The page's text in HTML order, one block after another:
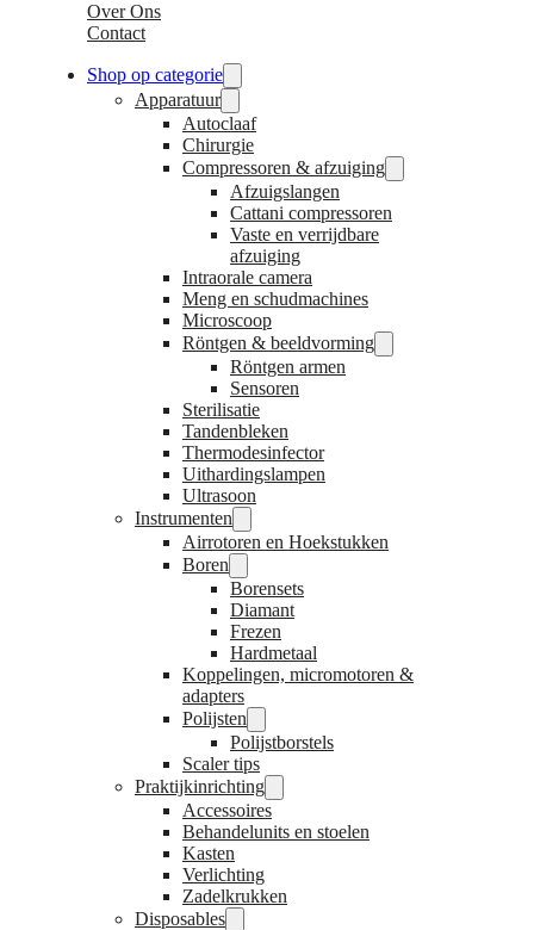
Over Ons
Contact
Shop op categorie
Apparatuur
Autoclaaf
Chirurgie
Compressoren & afzuiging
Afzuigslangen
Cattani compressoren
Vaste en verrijdbare
afzuiging
Intraorale camera
Meng en schudmachines
Microscoop
Röntgen & beeldvorming
Röntgen armen
Sensoren
Sterilisatie
Tandenbleken
Thermodesinfector
Uithardingslampen
Ultrasoon
Instrumenten
Airrotoren en Hoekstukken
Boren
Borensets
Diamant
Frezen
Hardmetaal
Koppelingen, micromotoren &
adapters
Polijsten
Polijstborstels
Scaler tips
Praktijkinrichting
Accessoires
Behandelunits en stoelen
Kasten
Verlichting
Zadelkrukken
Disposables